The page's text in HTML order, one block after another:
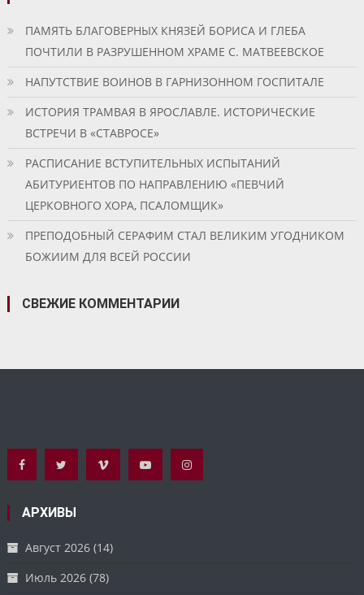
ПАМЯТЬ БЛАГОВЕРНЫХ КНЯЗЕЙ БОРИСА И ГЛЕБА
ПОЧТИЛИ В РАЗРУШЕННОМ ХРАМЕ С. МАТВЕЕВСКОЕ
НАПУТСТВИЕ ВОИНОВ В ГАРНИЗОННОМ ГОСПИТАЛЕ
ИСТОРИЯ ТРАМВАЯ В ЯРОСЛАВЛЕ. ИСТОРИЧЕСКИЕ
ВСТРЕЧИ В «СТАВРОСЕ»
РАСПИСАНИЕ ВСТУПИТЕЛЬНЫХ ИСПЫТАНИЙ
АБИТУРИЕНТОВ ПО НАПРАВЛЕНИЮ «ПЕВЧИЙ
ЦЕРКОВНОГО ХОРА, ПСАЛОМЩИК»
ПРЕПОДОБНЫЙ СЕРАФИМ СТАЛ ВЕЛИКИМ УГОДНИКОМ
БОЖИИМ ДЛЯ ВСЕЙ РОССИИ
СВЕЖИЕ КОММЕНТАРИИ
АРХИВЫ
Август 2026 (14)
Июль 2026 (78)